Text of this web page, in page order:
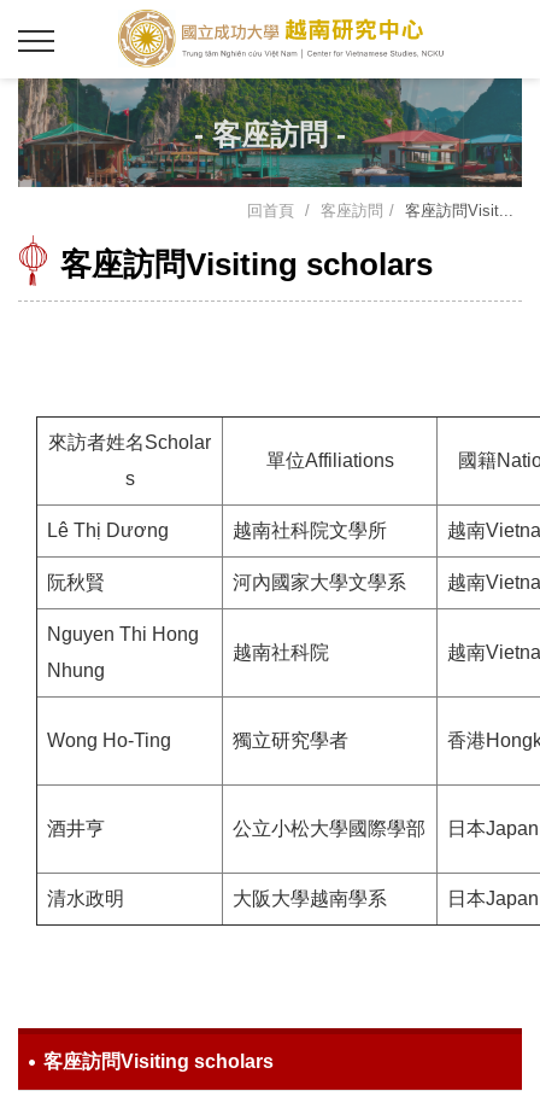
- 客座訪問 -
回首頁 客座訪問 客座訪問Visit...
客座訪問Visiting scholars
來訪者姓名Scholar
s
單位Affiliations 國籍
Lê Thị Dương 越南社科院文學所 越南
阮秋賢 河內國家大學文學系 越南
Nguyen Thi Hong
Nhung
越南社科院 越南
Wong Ho-Ting 獨立研究學者 香港
酒井亨 公立小松大學國際學部 日本Japan
清水政明 大阪大學越南學系 日本Japan
客座訪問Visiting scholars